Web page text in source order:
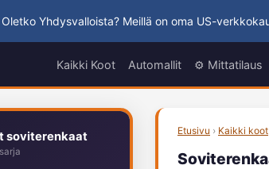
Yhdysvalloista? Meillä on oma US-
Kaikki Koot Automallit ⚙️ Mittatilaus
soviterenkaat Etusivu › Kaikki koot